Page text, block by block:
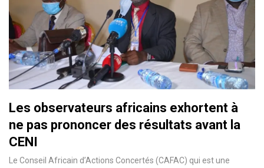
Les observateurs africains exhortent à
ne pas prononcer des résultats avant la
CENI
Le Conseil Africain d’Actions Concertés (CAFAC) qui est une